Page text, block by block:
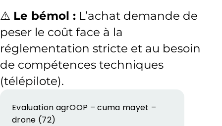
⚠️ Le bémol : L’achat demande de
peser le coût face à la
réglementation stricte et au besoin
de compétences techniques
(télépilote).
Evaluation agrOOP – cuma mayet –
drone (72)